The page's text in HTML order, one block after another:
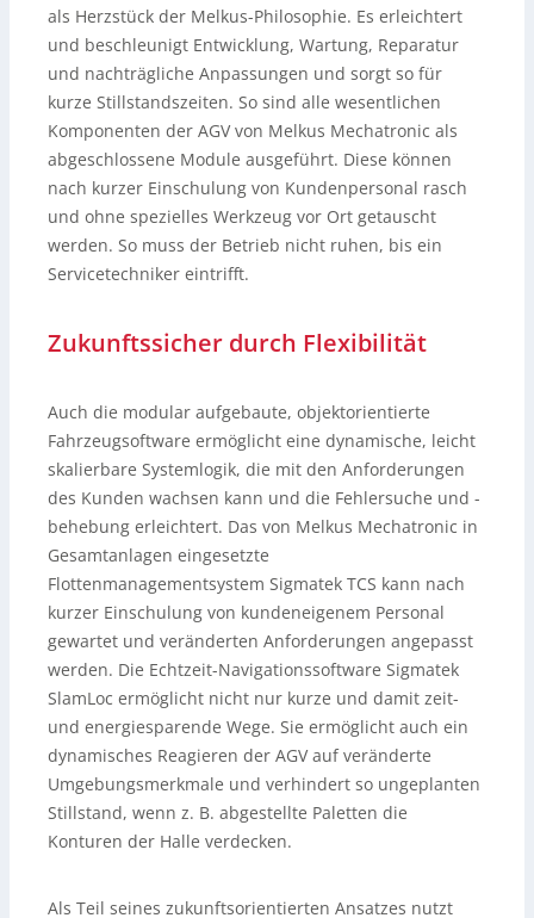
als Herzstück der Melkus-Philosophie. Es erleichtert
und beschleunigt Entwicklung, Wartung, Reparatur
und nachträgliche Anpassungen und sorgt so für
kurze Stillstandszeiten. So sind alle wesentlichen
Komponenten der AGV von Melkus Mechatronic als
abgeschlossene Module ausgeführt. Diese können
nach kurzer Einschulung von Kundenpersonal rasch
und ohne spezielles Werkzeug vor Ort getauscht
werden. So muss der Betrieb nicht ruhen, bis ein
Servicetechniker eintrifft.
Zukunftssicher durch Flexibilität
Auch die modular aufgebaute, objektorientierte
Fahrzeugsoftware ermöglicht eine dynamische, leicht
skalierbare Systemlogik, die mit den Anforderungen
des Kunden wachsen kann und die Fehlersuche und -
behebung erleichtert. Das von Melkus Mechatronic in
Gesamtanlagen eingesetzte
Flottenmanagementsystem Sigmatek TCS kann nach
kurzer Einschulung von kundeneigenem Personal
gewartet und veränderten Anforderungen angepasst
werden. Die Echtzeit-Navigationssoftware Sigmatek
SlamLoc ermöglicht nicht nur kurze und damit zeit-
und energiesparende Wege. Sie ermöglicht auch ein
dynamisches Reagieren der AGV auf veränderte
Umgebungsmerkmale und verhindert so ungeplanten
Stillstand, wenn z. B. abgestellte Paletten die
Konturen der Halle verdecken.
Als Teil seines zukunftsorientierten Ansatzes nutzt